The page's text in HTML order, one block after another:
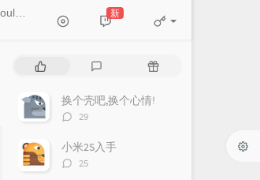
- Kitti Kuremanee
Kitti Kuremanee
Kitti Kuremanee
刘昊霖
厘小白
Tom Rosenthal
新
评
随
换个壳吧,换个心情!
评
数：
29
小米2S入手
评
25